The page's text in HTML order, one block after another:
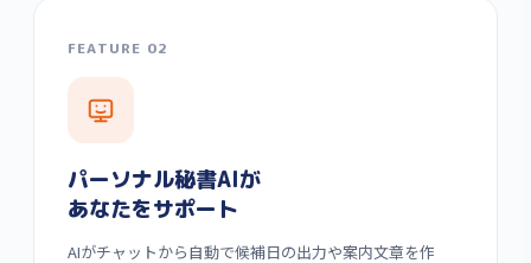
FEATURE 02
パーソナル秘書AIが
あなたをサポート
AIがチャットから自動で候補日の出力や案内文章を作